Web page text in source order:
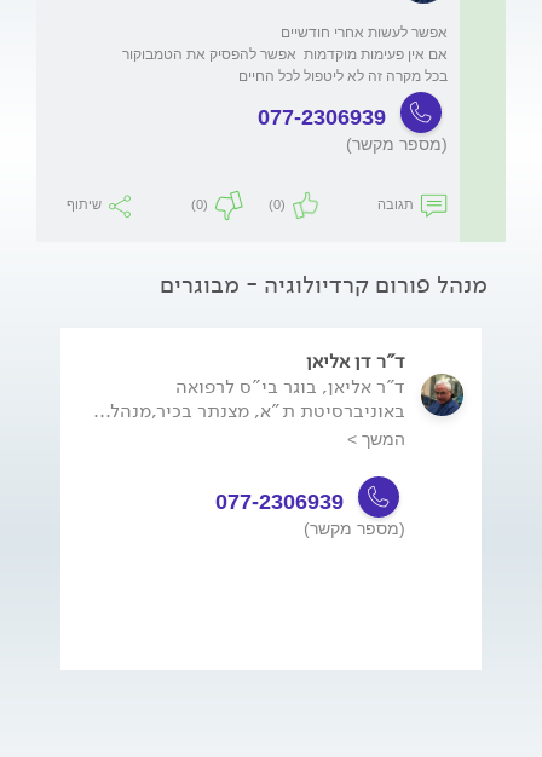
בכל מקרה זה לא ליטפול לכל החיים
077-2306939
(מספר מקשר)
תגובה (0)
(0) שיתוף
מנהל פורום קרדיולוגיה - מבוגרים
ד"ר דן אליאן
ד"ר אליאן, בוגר בי"ס לרפואה
באוניברסיטת ת"א, מצנתר בכיר,מנהל...
המשך >
077-2306939
(מספר מקשר)